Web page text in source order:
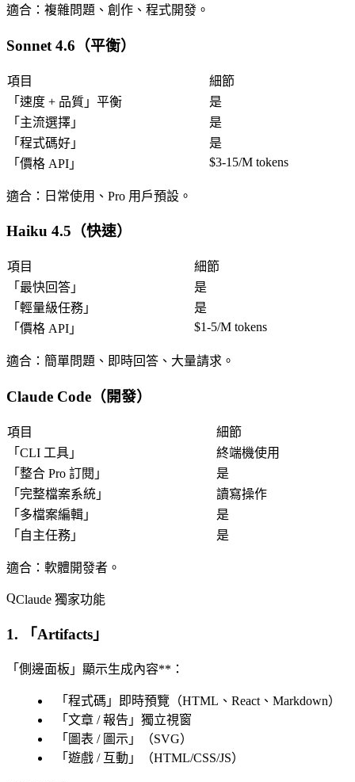
適合 ：複雜問題、創作、程式開發。
Sonnet 4.6（平衡）
項目
細節
「 速度 + 品質 」平衡
是
「 主流選擇 」
是
「 程式碼好 」
是
「 價格 API 」 $3-15/M tokens
適合 ：日常使用、Pro 用戶預設。
Haiku 4.5（快速）
項目
細節
「 最快回答 」
是
「 輕量級任務 」
是
「 價格 API 」 $1-5/M tokens
適合 ：簡單問題、即時回答、大量請求。
Claude Code（開發）
項目
細節
「 CLI 工具 」
終端機使用
「 整合 Pro 訂閱 」
是
「 完整檔案系統 」
讀寫操作
「 多檔案編輯 」
是
「 自主任務 」 是
適合 ：軟體開發者。
Claude 獨家功能
1. 「Artifacts 」
「側邊面板」顯示生成內容**：
「 程式碼 」即時預覽（HTML、React、Markdown）
「 文章 / 報告 」獨立視窗
「 圖表 / 圖示 」（SVG）
「 遊戲 / 互動 」（HTML/CSS/JS）